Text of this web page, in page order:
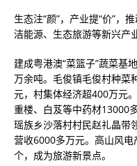
生态注“颜”，产业提“价”，
洁能源、生态旅游等新兴产
建成粤港澳“菜篮子”蔬菜基
万余吨。毛俊镇毛俊村种菜
元，村集体经济超400万元
重楼、白芨等中药材13000
瑶族乡沙落村村民赵礼晶带
营收6000多万元。高山风
个，成为旅游新景点。